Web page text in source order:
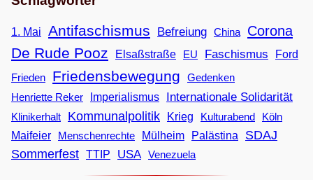
1. Mai Antifaschismus Befreiung China Corona
De Rude Pooz Elsaßstraße EU Faschismus
Ford
Frieden
Friedensbewegung
Gedenken
Henriette Reker
Imperialismus Internationale Solidarität
Klinikerhalt Kommunalpolitik Krieg Kulturabend
Köln
Maifeier
Menschenrechte Mülheim Palästina
SDAJ
Sommerfest TTIP USA Venezuela